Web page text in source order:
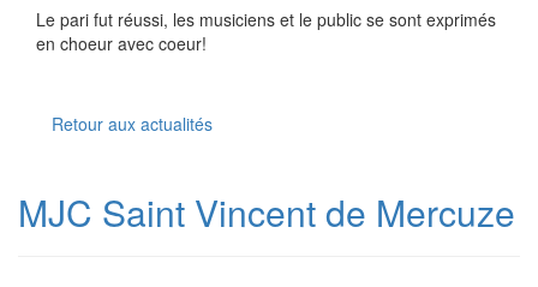
Le pari fut réussi, les musiciens et le public se sont exprimés
en choeur avec coeur!
Retour aux actualités
MJC Saint Vincent de Mercuze